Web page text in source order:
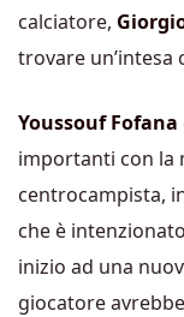
calciatore,
trovare un’intesa
Youssouf Fofana
importanti con la
centrocampista,
che è
inizio ad una
giocatore